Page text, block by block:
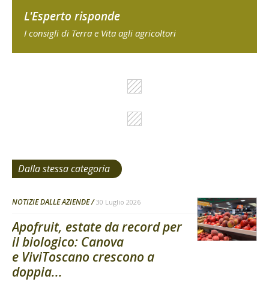
L'Esperto risponde
I consigli di Terra e Vita agli agricoltori
Dalla stessa categoria
NOTIZIE DALLE AZIENDE 30 Luglio 2026
Apofruit, estate da record per
il biologico: Canova
e ViviToscano crescono a
doppia...